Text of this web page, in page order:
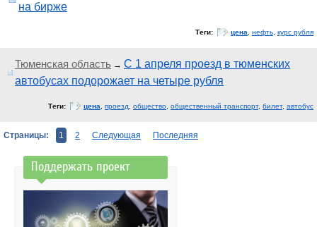
на бирже
Теги: цена нефть курс рубля
Тюменская область → С 1 апреля проезд в тюменских
автобусах подорожает на четыре рубля
Теги: цена проезд общество общественный транспорт, билет, автобус
Страницы: 1 2 Следующая Последняя
Поддержать проект